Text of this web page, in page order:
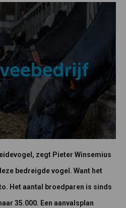
zegt Pieter Winsemius
bedreigde vogel. Want het
Het aantal broedparen is sinds
35.000. Een aanvalsplan